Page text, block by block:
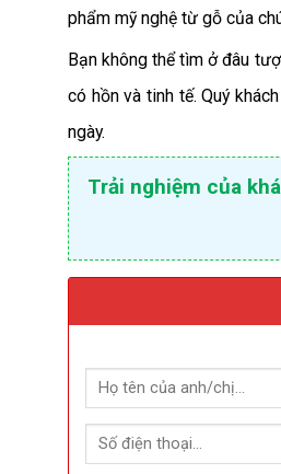
phẩm mỹ nghệ từ gỗ của
Bạn không thể tìm ở đâu
có hồn và tinh tế. Quý
ngày.
Trải nghiệm của